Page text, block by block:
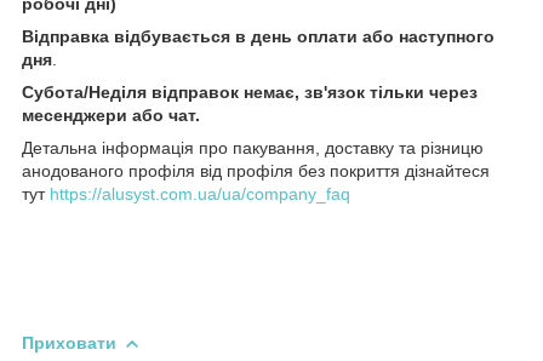
Відправка відбувається в день оплати або наступного
дня
Субота/Неділя відправок немає, зв'язок тільки через
месенджери або чат.
Детальна інформація про пакування, доставку та різницю
анодованого профіля від профіля без покриття дізнайтеся
тут https://alusyst.com.ua/ua/company_faq
Приховати